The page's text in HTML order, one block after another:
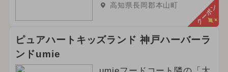
高知県長岡郡本山町 クーポン
ピュアハートキッズランド 神戸ハーバーラ
ンドumie